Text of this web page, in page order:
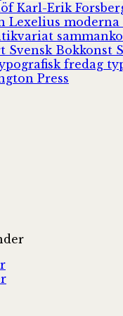
Karl-Erik
Lexelius moderna
Svensk Bokkonst
fredag
Press